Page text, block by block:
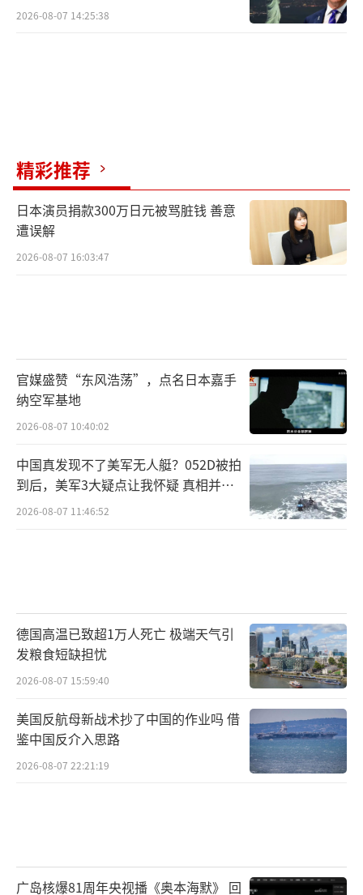
2026-08-07 14:25:38
精彩推荐
日本演员捐款300万日元被骂脏钱 善意
遭误解
2026-08-07 16:03:47
官媒盛赞“东风浩荡”，点名日本嘉手
纳空军基地
2026-08-07 10:40:02
中国真发现不了美军无人艇？052D被拍
到后，美军3大疑点让我怀疑 真相并非
如此
2026-08-07 11:46:52
德国高温已致超1万人死亡 极端天气引
发粮食短缺担忧
2026-08-07 15:59:40
美国反航母新战术抄了中国的作业吗 借
鉴中国反介入思路
2026-08-07 22:21:19
广岛核爆81周年央视播《奥本海默》 回